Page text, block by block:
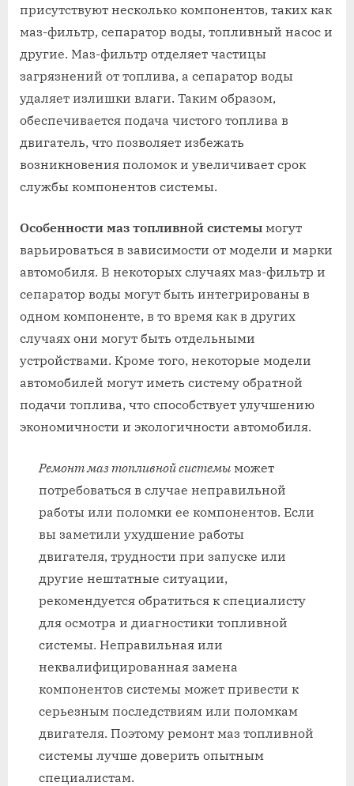
присутствуют несколько компонентов, таких как
маз-фильтр, сепаратор воды, топливный насос и
другие. Маз-фильтр отделяет частицы
загрязнений от топлива, а сепаратор воды
удаляет излишки влаги. Таким образом,
обеспечивается подача чистого топлива в
двигатель, что позволяет избежать
возникновения поломок и увеличивает срок
службы компонентов системы.
Особенности маз топливной системы могут
варьироваться в зависимости от модели и марки
автомобиля. В некоторых случаях маз-фильтр и
сепаратор воды могут быть интегрированы в
одном компоненте, в то время как в других
случаях они могут быть отдельными
устройствами. Кроме того, некоторые модели
автомобилей могут иметь систему обратной
подачи топлива, что способствует улучшению
экономичности и экологичности автомобиля.
Ремонт маз топливной системы может
потребоваться в случае неправильной
работы или поломки ее компонентов. Если
вы заметили ухудшение работы
двигателя, трудности при запуске или
другие нештатные ситуации,
рекомендуется обратиться к специалисту
для осмотра и диагностики топливной
системы. Неправильная или
неквалифицированная замена
компонентов системы может привести к
серьезным последствиям или поломкам
двигателя. Поэтому ремонт маз топливной
системы лучше доверить опытным
специалистам.